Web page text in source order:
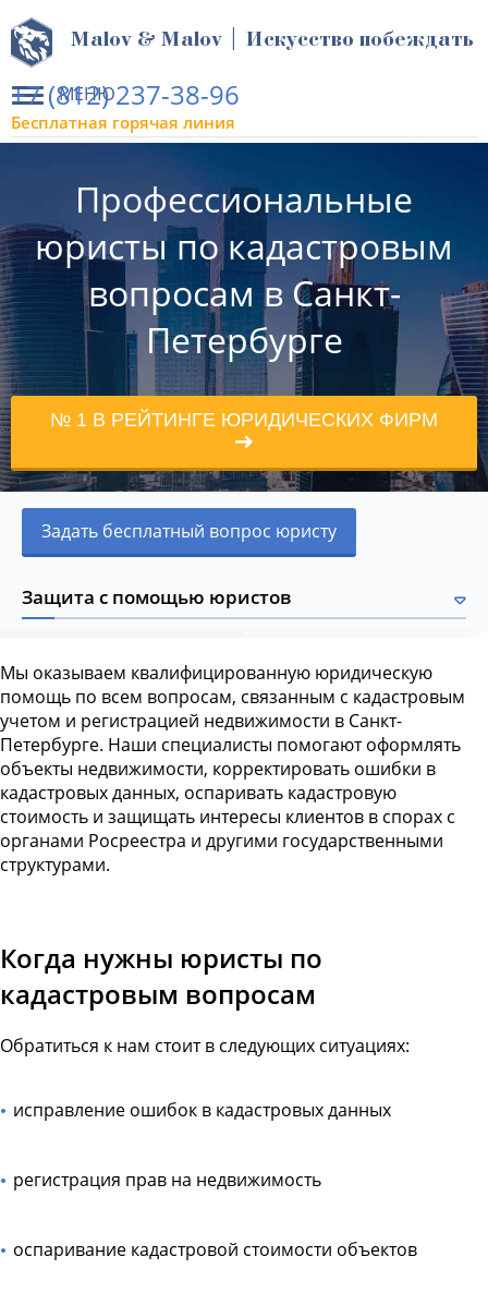
МЕНЮ
Malov & Malov | Искусство побеждать
+7 (812) 237-38-96
Бесплатная горячая линия
Профессиональные
юристы по кадастровым
вопросам в Санкт-
Петербурге
№ 1 В РЕЙТИНГЕ ЮРИДИЧЕСКИХ ФИРМ
Задать бесплатный вопрос юристу
Защита с помощью юристов
Мы оказываем квалифицированную юридическую
помощь по всем вопросам, связанным с кадастровым
учетом и регистрацией недвижимости в Санкт-
Петербурге. Наши специалисты помогают оформлять
объекты недвижимости, корректировать ошибки в
кадастровых данных, оспаривать кадастровую
стоимость и защищать интересы клиентов в спорах с
органами Росреестра и другими государственными
структурами.
Когда нужны юристы по
кадастровым вопросам
Обратиться к нам стоит в следующих ситуациях:
исправление ошибок в кадастровых данных
регистрация прав на недвижимость
оспаривание кадастровой стоимости объектов